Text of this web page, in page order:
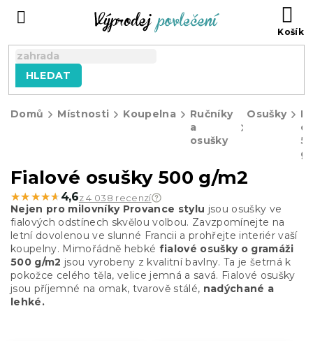
HLEDAT
Domů Místnosti Koupelna
Ručníky
a
osušky
Osušky
Fialové osušky 500 g/m2
★★★★★
★★★★★ 4,6z 4 038 recenzí
Nejen pro milovníky Provance stylu jsou osušky ve
fialových odstínech skvělou volbou. Zavzpomínejte na
letní dovolenou ve slunné Francii a prohřejte interiér vaší
koupelny. Mimořádně hebké fialové osušky o gramáži
500 g/m2 jsou vyrobeny z kvalitní bavlny. Ta je šetrná k
pokožce celého těla, velice jemná a savá. Fialové osušky
jsou příjemné na omak, tvarově stálé, nadýchané a
lehké.